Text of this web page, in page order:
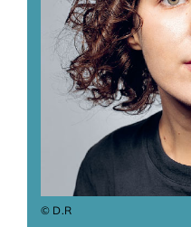
Bénévoles
Adhésions
Archives
Contact
© D.R